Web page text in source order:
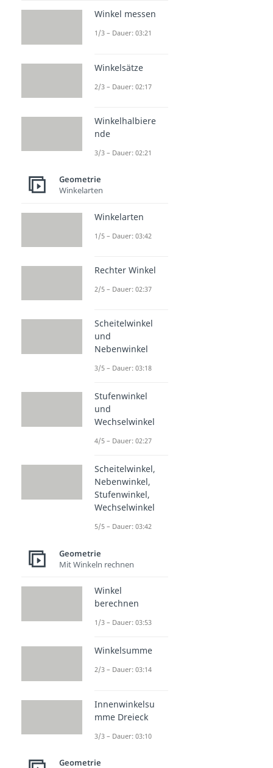
Winkel messen
1/3 – Dauer: 03:21
Winkelsätze
2/3 – Dauer: 02:17
Winkelhalbiere
nde
3/3 – Dauer: 02:21
Geometrie
Winkelarten
Winkelarten
1/5 – Dauer: 03:42
Rechter Winkel
2/5 – Dauer: 02:37
Scheitelwinkel
und
Nebenwinkel
3/5 – Dauer: 03:18
Stufenwinkel
und
Wechselwinkel
4/5 – Dauer: 02:27
Scheitelwinkel,
Nebenwinkel,
Stufenwinkel,
Wechselwinkel
5/5 – Dauer: 03:42
Geometrie
Mit Winkeln rechnen
Winkel
berechnen
1/3 – Dauer: 03:53
Winkelsumme
2/3 – Dauer: 03:14
Innenwinkelsu
mme Dreieck
3/3 – Dauer: 03:10
Geometrie